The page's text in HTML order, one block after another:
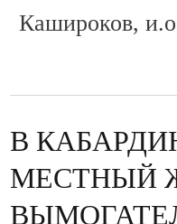
Кашироков,
В
МЕСТНЫЙ